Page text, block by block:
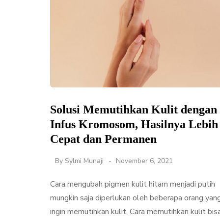
Solusi Memutihkan Kulit dengan
Infus Kromosom, Hasilnya Lebih
Cepat dan Permanen
By Sylmi Munaji November 6, 2021
Cara mengubah pigmen kulit hitam menjadi putih
mungkin saja diperlukan oleh beberapa orang
ingin memutihkan kulit. Cara memutihkan kulit